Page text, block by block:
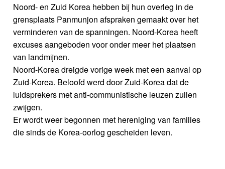
Noord- en Zuid Korea hebben bij hun overleg in de
grensplaats Panmunjon afspraken gemaakt over het
verminderen van de spanningen. Noord-Korea heeft
excuses aangeboden voor onder meer het plaatsen
van landmijnen.
Noord-Korea dreigde vorige week met een aanval op
Zuid-Korea. Beloofd werd door Zuid-Korea dat de
luidsprekers met anti-communistische leuzen zullen
zwijgen.
Er wordt weer begonnen met hereniging van families
die sinds de Korea-oorlog gescheiden leven.